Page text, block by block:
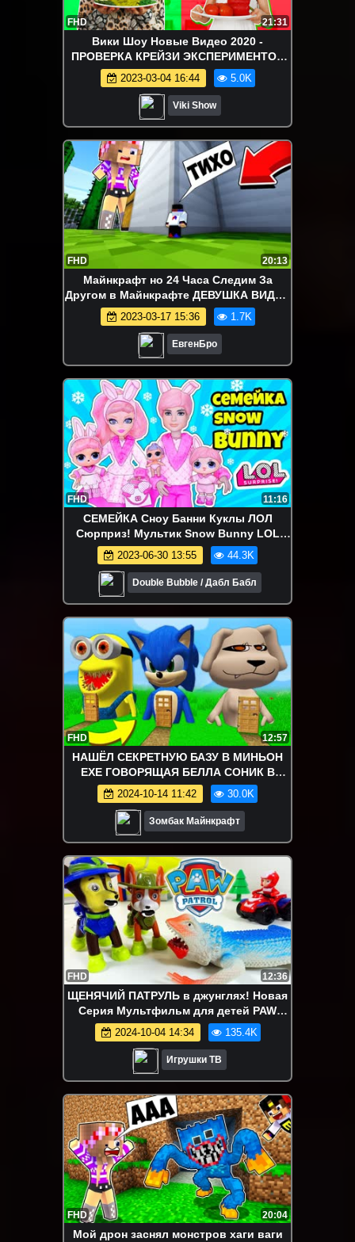
FHD 21:31
Вики Шоу Новые Видео 2020 -
ПРОВЕРКА КРЕЙЗИ ЭКСПЕРИМЕНТОВ
на Морозе / Вики Шоу
2023-03-04 16:44 5.0K
Viki Show
FHD 20:13
Майнкрафт но 24 Часа Следим За
Другом в Майнкрафте ДЕВУШКА ВИДЕО
ТРОЛЛИНГ Minecraft
2023-03-17 15:36 1.7K
ЕвгенБро
FHD 11:16
СЕМЕЙКА Сноу Банни Куклы ЛОЛ
Сюрприз! Мультик Snow Bunny LOL
Families Surprise Dolls Распаковка LILS
2023-06-30 13:55 44.3K
Double Bubble / Дабл Бабл
FHD 12:57
НАШЁЛ СЕКРЕТНУЮ БАЗУ В МИНЬОН
EXE ГОВОРЯЩАЯ БЕЛЛА СОНИК В
МАЙНКРАФТ MINION TALKING BELLA
SONIC
2024-10-14 11:42 30.0K
Зомбак Майнкрафт
FHD 12:36
ЩЕНЯЧИЙ ПАТРУЛЬ в джунглях! Новая
Серия Мультфильм для детей PAW
Patrol
2024-10-04 14:34 135.4K
Игрушки ТВ
FHD 20:04
Мой дрон заснял монстров хаги ваги